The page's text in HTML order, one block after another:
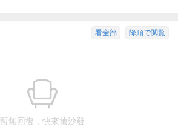
降順で閲覧
看全部
暫無回復，快來搶沙發